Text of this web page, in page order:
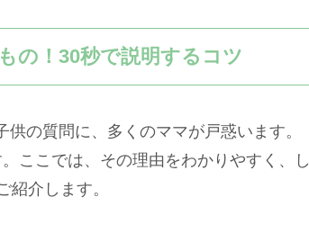
の！30秒で説明するコツ
の質問に、多くのママが戸惑います。
ここでは、その理由をわかりやすく、し
介します。